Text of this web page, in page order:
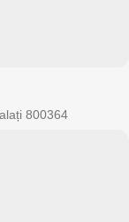
800364